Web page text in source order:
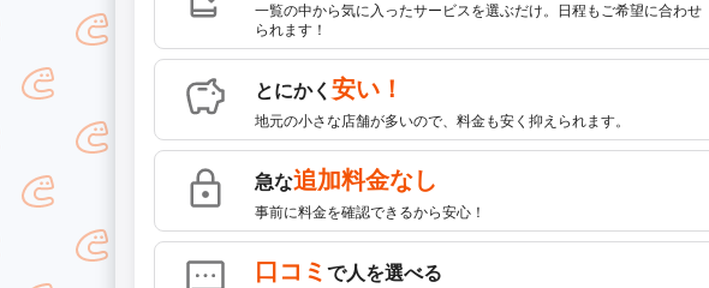
一覧の中から気に入ったサービスを選ぶだけ。日程もご希望に合わせ
られます！
とにかく安い！
地元の小さな店舗が多いので、料金も安く抑えられます。
急な追加料金なし
事前に料金を確認できるから安心！
口コミで人を選べる